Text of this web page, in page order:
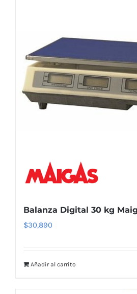
Balanza Digital 30 kg
$30,890
Añadir al carrito